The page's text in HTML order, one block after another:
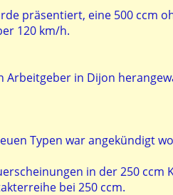
präsentiert, eine 500 ccm
120 km/h.
in Dijon
Typen war angekündigt
in der 250 ccm
bei 250 ccm.